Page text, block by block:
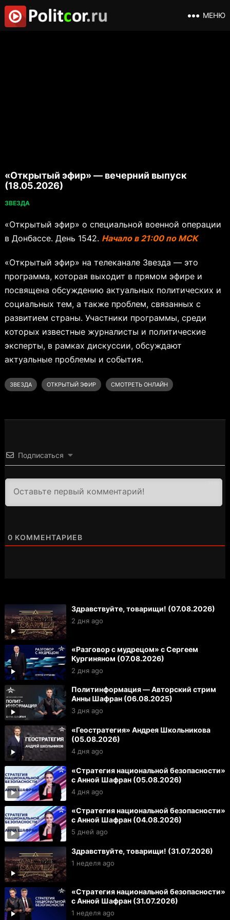
МЕНЮ
«Открытый эфир» — вечерний выпуск
(18.05.2026)
ЗВЕЗДА
«Открытый эфир» о специальной военной операции
в Донбассе. День 1542. Начало в 21:00 по МСК
«Открытый эфир» на телеканале Звезда — это
программа, которая выходит в прямом эфире и
посвящена обсуждению актуальных политических и
социальных тем, а также проблем, связанных с
развитием страны. Участники программы, среди
которых известные журналисты и политические
эксперты, в рамках дискуссии, обсуждают
актуальные проблемы и события.
ЗВЕЗДА ОТКРЫТЫЙ ЭФИР СМОТРЕТЬ ОНЛАЙН
Подписаться
0 КОММЕНТАРИЕВ
Здравствуйте, товарищи! (07.08.2026)
2 дня ago
«Разговор с мудрецом» с Сергеем
Кургиняном (07.08.2026)
2 дня ago
Политинформация — Авторский стрим
Анны Шафран (06.08.2025)
3 дня ago
«Геостратегия» Андрея Школьникова
(05.08.2026)
4 дня ago
«Стратегия национальной безопасности»
с Анной Шафран (05.08.2026)
4 дня ago
«Стратегия национальной безопасности»
с Анной Шафран (04.08.2026)
5 дней ago
Здравствуйте, товарищи! (31.07.2026)
1 неделя ago
«Стратегия национальной безопасности»
с Анной Шафран (31.07.2026)
1 неделя ago